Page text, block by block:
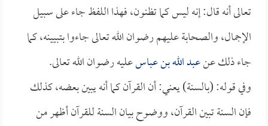
تعالى أنه قال: إنه ليس كما تظنون، فهذا اللفظ جاء على سبيل
الإجمال، والصحابة عليهم رضوان الله تعالى جاءوا بتبيينه، كما
جاء ذلك عنعبد الله بن عباسعليه رضوان الله تعالى.
وفي قوله: (بالسنة) يعني: أن القرآن كما أنه يبين بعضه، كذلك
فإن السنة تبين القرآن، ووضوح بيان السنة للقرآن أظهر من